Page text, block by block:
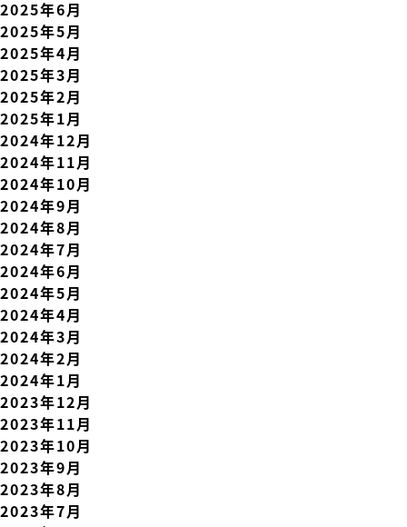
2025年6月
2025年5月
2025年4月
2025年3月
2025年2月
2025年1月
2024年12月
2024年11月
2024年10月
2024年9月
2024年8月
2024年7月
2024年6月
2024年5月
2024年4月
2024年3月
2024年2月
2024年1月
2023年12月
2023年11月
2023年10月
2023年9月
2023年8月
2023年7月